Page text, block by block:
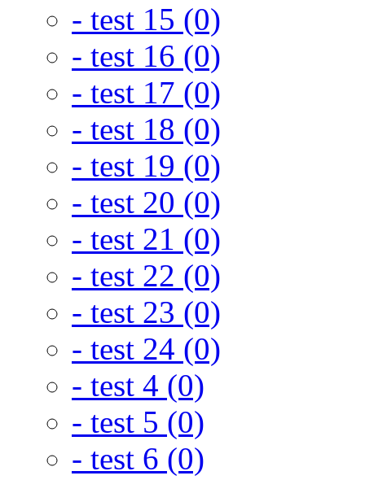
- test 15 (0)
- test 16 (0)
- test 17 (0)
- test 18 (0)
- test 19 (0)
- test 20 (0)
- test 21 (0)
- test 22 (0)
- test 23 (0)
- test 24 (0)
- test 4 (0)
- test 5 (0)
- test 6 (0)